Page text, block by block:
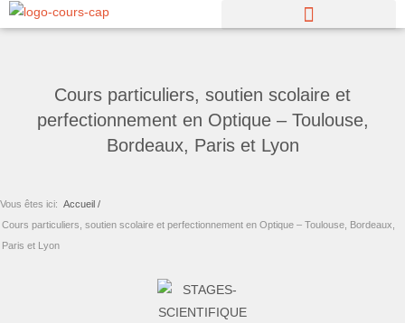
Aller
au
Cours particuliers, soutien scolaire et
perfectionnement en Optique – Toulouse,
Bordeaux, Paris et Lyon
Vous êtes ici: Accueil /
Cours particuliers, soutien scolaire et perfectionnement en Optique – Toulouse, Bordeaux,
Paris et Lyon